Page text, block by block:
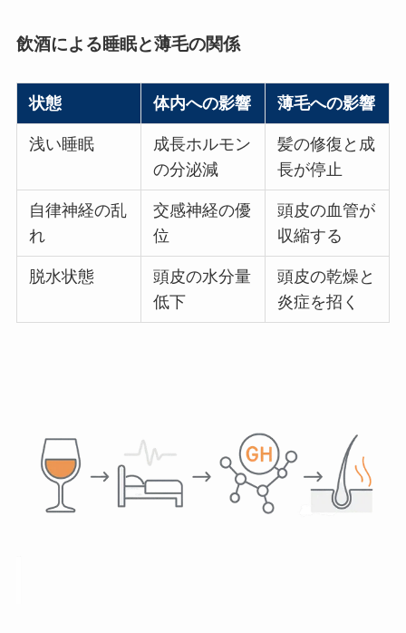
飲酒による睡眠と薄毛の関係
状態 体内への影響 薄毛への影響
浅い睡眠
成長ホルモン
の分泌減
髪の修復と成
長が停止
自律神経の乱
れ
交感神経の優
位
頭皮の血管が
収縮する
脱水状態
頭皮の水分量
低下
頭皮の乾燥と
炎症を招く